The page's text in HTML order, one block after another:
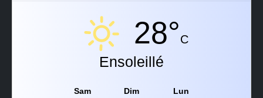
28°C
Ensoleillé
Sam Dim Lun